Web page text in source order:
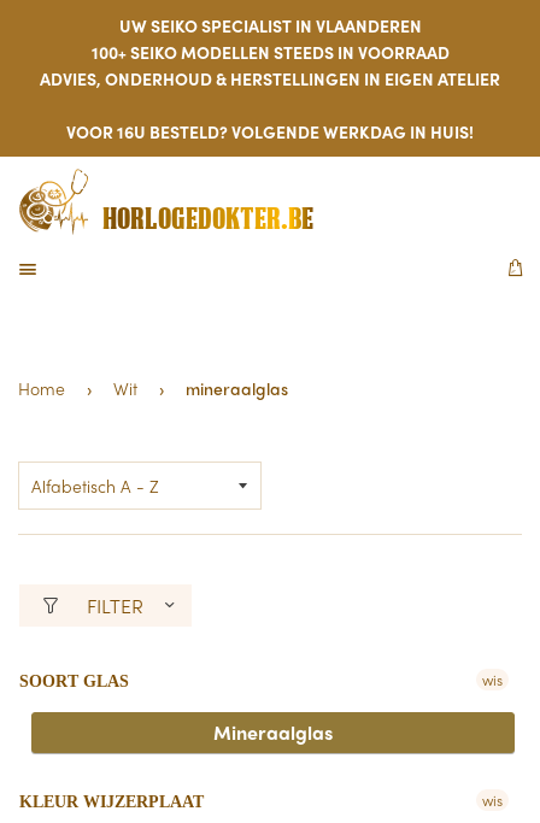
UW SEIKO SPECIALIST IN VLAANDEREN
100+ SEIKO MODELLEN STEEDS IN VOORRAAD
ADVIES, ONDERHOUD & HERSTELLINGEN IN EIGEN ATELIER
VOOR 16U BESTELD? VOLGENDE WERKDAG IN HUIS!
HORLOGEDOKTER.BE
Home › Wit › mineraalglas
FILTER
SOORT GLAS
Mineraalglas
wis
KLEUR WIJZERPLAAT wis